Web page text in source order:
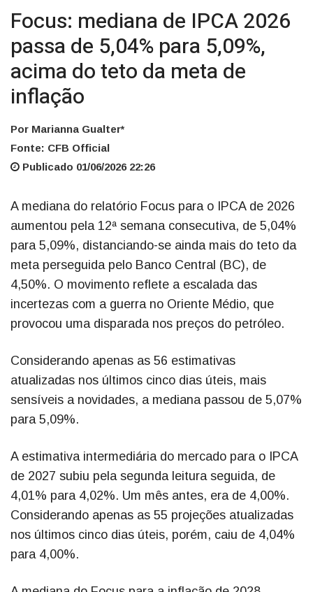
Focus: mediana de IPCA 2026
passa de 5,04% para 5,09%,
acima do teto da meta de
inflação
Por Marianna Gualter*
Fonte: CFB Official
Publicado 01/06/2026 22:26
A mediana do relatório Focus para o IPCA de 2026
aumentou pela 12ª semana consecutiva, de 5,04%
para 5,09%, distanciando-se ainda mais do teto da
meta perseguida pelo Banco Central (BC), de
4,50%. O movimento reflete a escalada das
incertezas com a guerra no Oriente Médio, que
provocou uma disparada nos preços do petróleo.
Considerando apenas as 56 estimativas
atualizadas nos últimos cinco dias úteis, mais
sensíveis a novidades, a mediana passou de 5,07%
para 5,09%.
A estimativa intermediária do mercado para o IPCA
de 2027 subiu pela segunda leitura seguida, de
4,01% para 4,02%. Um mês antes, era de 4,00%.
Considerando apenas as 55 projeções atualizadas
nos últimos cinco dias úteis, porém, caiu de 4,04%
para 4,00%.